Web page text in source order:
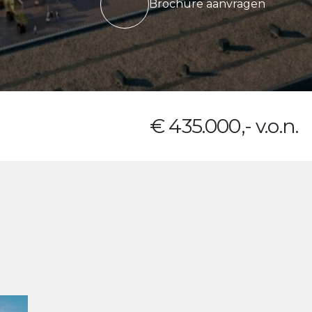
Brochure aanvragen
€ 435.000,- v.o.n.